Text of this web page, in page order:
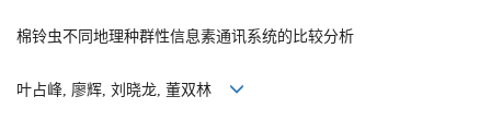
棉铃虫不同地理种群性信息素通讯系统的比较分析
叶占峰, 廖辉, 刘晓龙, 董双林